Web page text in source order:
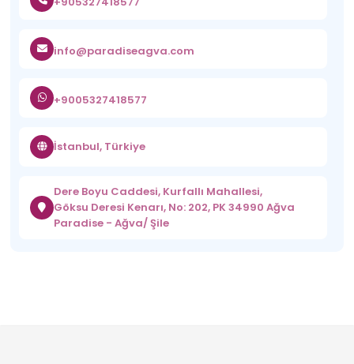
info@paradiseagva.com
+9005327418577
İstanbul, Türkiye
Dere Boyu Caddesi, Kurfallı Mahallesi,
Göksu Deresi Kenarı, No: 202, PK 34990 Ağva
Paradise - Ağva/ Şile